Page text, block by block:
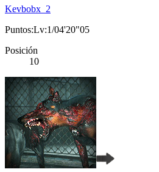
Kevbobx_2
Puntos:Lv:1/04'20"05
Posición
10